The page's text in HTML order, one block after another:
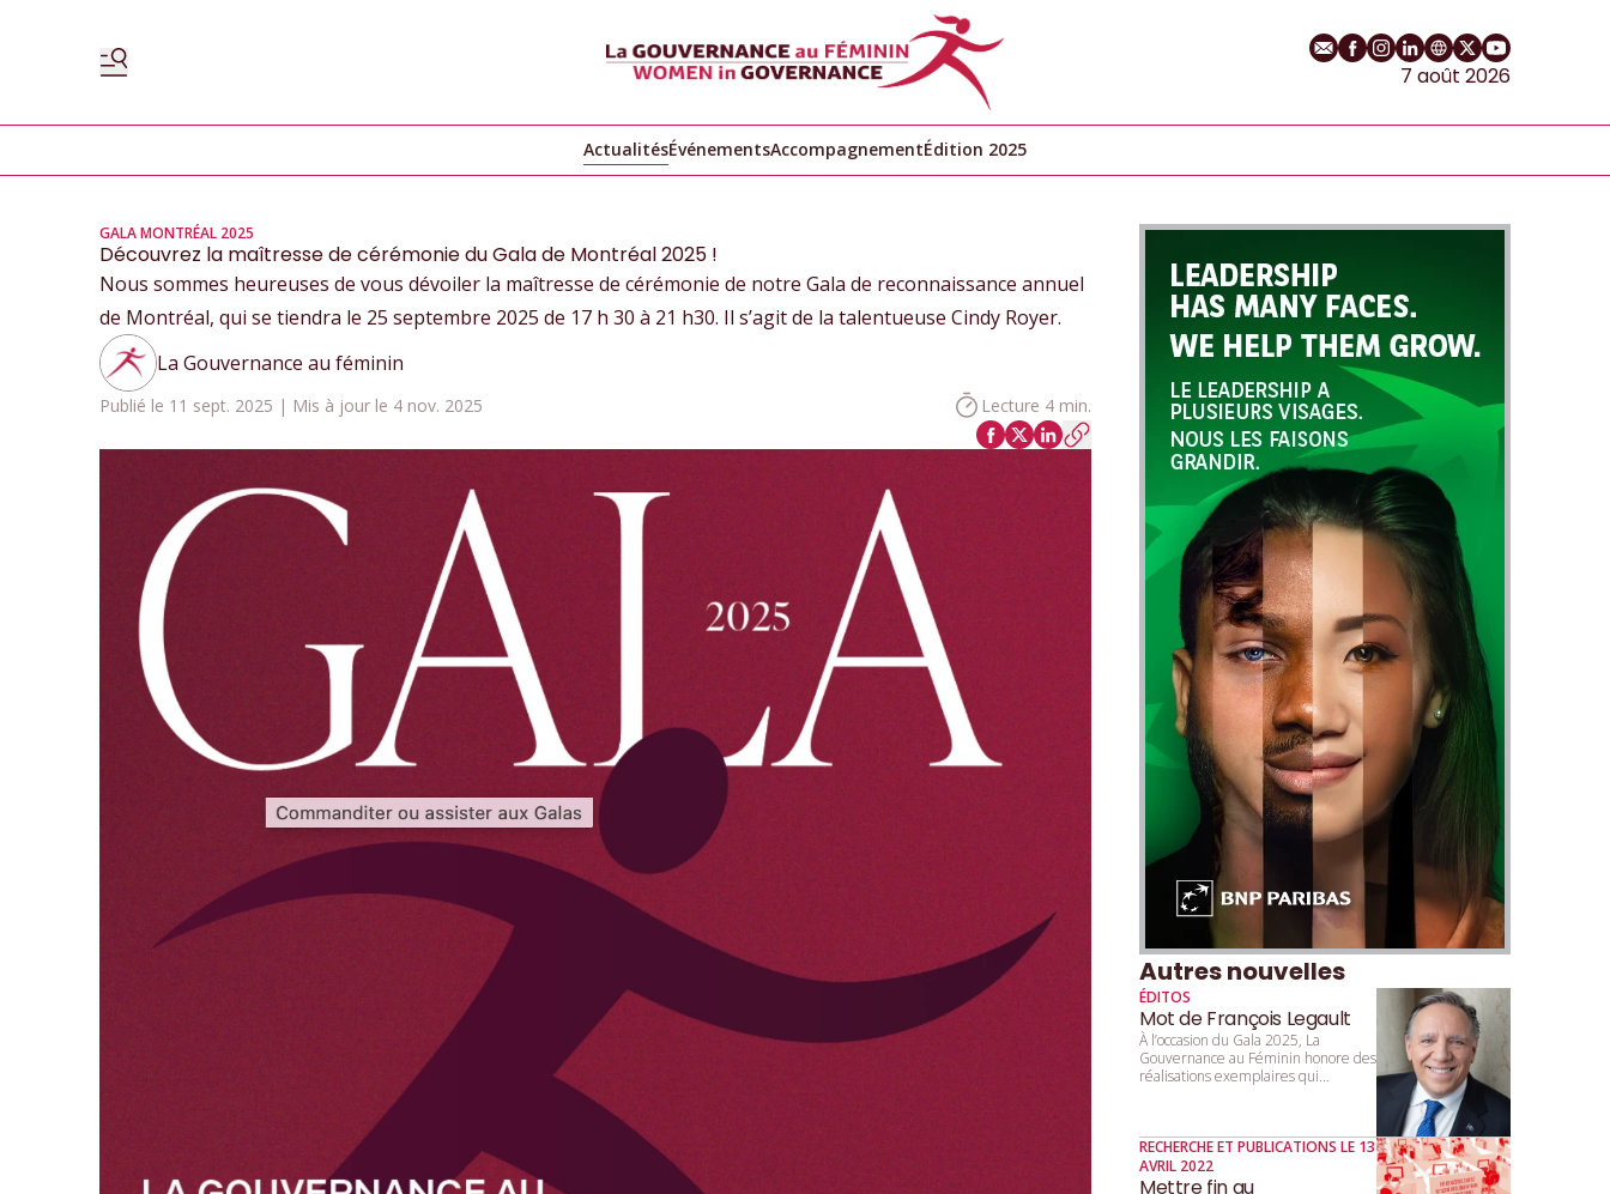
E-mailProfil Facebook
Profil Instagram
Profil LinkedIn
Site web
Profil Twitter
Chaîne
7 août 2026
ActualitésÉvénementsAccompagnementÉdition 2025
GALA MONTRÉAL 2025
Découvrez la maîtresse de cérémonie du Gala de Montréal 2025 !
Nous sommes heureuses de vous dévoiler la maîtresse de cérémonie de notre Gala de reconnaissance annuel
de Montréal, qui se tiendra le 25 septembre 2025 de 17 h 30 à 21 h30. Il s’agit de la talentueuse Cindy Royer.
La Gouvernance au féminin
Publié le 11 sept. 2025 | Mis à jour le 4 nov. 2025 Lecture 4 min.
Autres nouvelles
ÉDITOS
Mot de François Legault
À l’occasion du Gala 2025, La
Gouvernance au Féminin honore des
réalisations exemplaires qui
femmes et les hommes dans tous les
secteurs de la société.
RECHERCHE ET PUBLICATIONS LE 13
AVRIL 2022
Mettre fin au